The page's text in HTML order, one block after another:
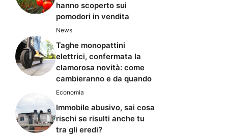
hanno scoperto sui
pomodori in vendita
News
Taghe monopattini
elettrici, confermata la
clamorosa novità: come
cambieranno e da quando
Economia
Immobile abusivo, sai cosa
rischi se risulti anche tu
tra gli eredi?